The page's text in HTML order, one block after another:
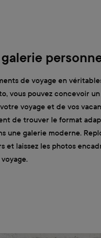
de voyage en
vous pouvez concevoir
voyage et de vos
de trouver le format
une galerie moderne.
et laissez les photos